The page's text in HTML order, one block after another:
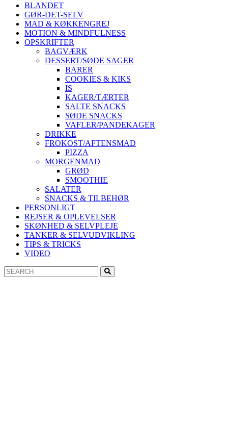
BLANDET
GØR-DET-SELV
MAD & KØKKENGREJ
MOTION & MINDFULNESS
OPSKRIFTER
BAGVÆRK
DESSERT/SØDE SAGER
BARER
COOKIES & KIKS
IS
KAGER/TÆRTER
SALTE SNACKS
SØDE SNACKS
VAFLER/PANDEKAGER
DRIKKE
FROKOST/AFTENSMAD
PIZZA
MORGENMAD
GRØD
SMOOTHIE
SALATER
SNACKS & TILBEHØR
PERSONLIGT
REJSER & OPLEVELSER
SKØNHED & SELVPLEJE
TANKER & SELVUDVIKLING
TIPS & TRICKS
VIDEO
Search
for: